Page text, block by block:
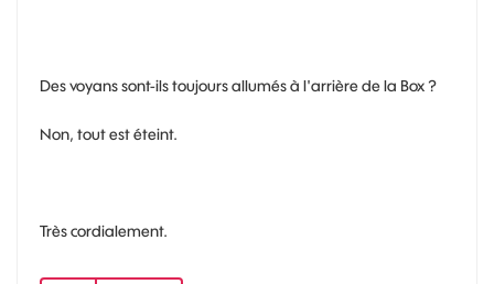
Des voyans sont-ils toujours allumés à l'arrière de la Box ?
Non, tout est éteint.
Très cordialement.